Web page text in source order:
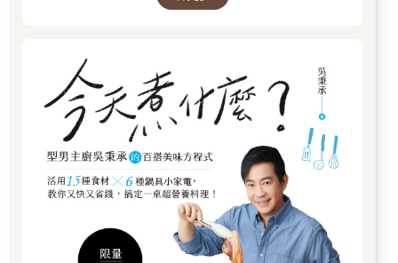
最後我想感謝一直無條件支持我並為我加油，讓我能走到這一步
【前言】完整重現咖啡風味，水質是關鍵
許多咖啡人都因為機器或設備出現狀況才考慮水質問題。但萃取
咖啡時，水是僅次於咖啡豆之外，十分重要且必要的因素，萃取
出來的咖啡中至少有98％為水，若從這點來看，甚至可以說水才
是最關鍵的因素。美國及義大利從1970年起，正式開啟了對水的
研究，在學會中發表了數篇相關文章，包括：水中礦物質的含量
及閾值、使用市售水所萃取出來的咖啡感官特性，以及選用不同
水所萃取出的濃縮咖啡Crema的比較等等。
雖然在韓國探討了「不同萃取液中綠茶成分的溶解度」，而國內